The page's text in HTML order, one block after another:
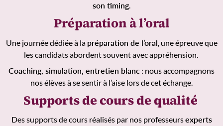
son timing.
Préparation à l’oral
Une journée dédiée à la préparation de l’oral , une épreuve que
les candidats abordent souvent avec appréhension.
Coaching, simulation, entretien blanc : nous accompagnons
nos élèves à se sentir à l’aise lors de cet échange.
Supports de cours de qualité
Des supports de cours réalisés par nos professeursexperts